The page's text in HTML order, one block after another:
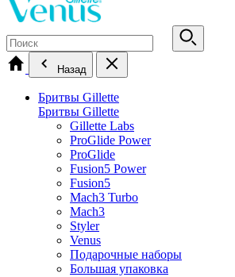
Назад
Бритвы Gillette
Бритвы Gillette
Gillette Labs
ProGlide Power
ProGlide
Fusion5 Power
Fusion5
Mach3 Turbo
Mach3
Styler
Venus
Подарочные наборы
Большая упаковка